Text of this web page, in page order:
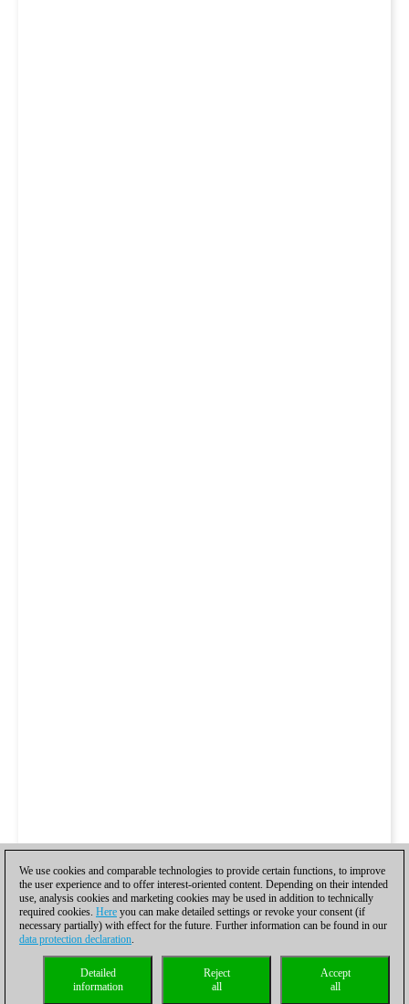
We use cookies and comparable technologies to provide certain functions, to improve
the user experience and to offer interest-oriented content. Depending on their intended
use, analysis cookies and marketing cookies may be used in addition to technically
required cookies. Here you can make detailed settings or revoke your consent (if
necessary partially) with effect for the future. Further information can be found in our
data protection declaration.
Accept
all
Reject
all
Detailed
information